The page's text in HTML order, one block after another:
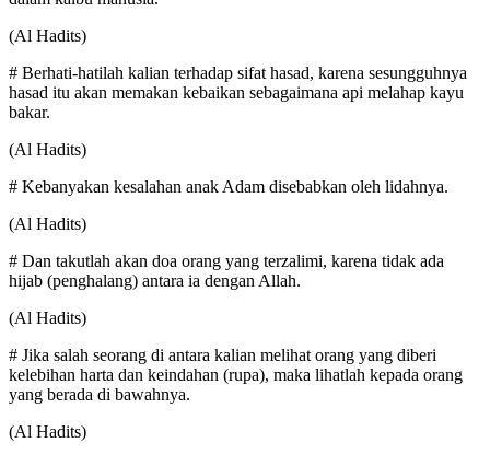
(Al Hadits)
# Berhati-hatilah kalian terhadap sifat hasad, karena sesungguhnya
hasad itu akan memakan kebaikan sebagaimana api melahap kayu
bakar.
(Al Hadits)
# Kebanyakan kesalahan anak Adam disebabkan oleh lidahnya.
(Al Hadits)
# Dan takutlah akan doa orang yang terzalimi, karena tidak ada
hijab (penghalang) antara ia dengan Allah.
(Al Hadits)
# Jika salah seorang di antara kalian melihat orang yang diberi
kelebihan harta dan keindahan (rupa), maka lihatlah kepada orang
yang berada di bawahnya.
(Al Hadits)